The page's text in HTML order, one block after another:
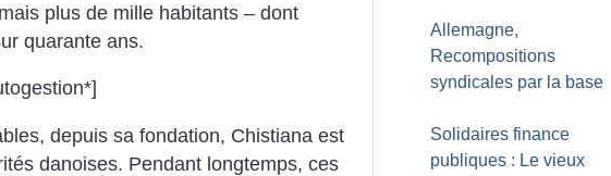
plus de mille habitants – dont
quarante ans.
depuis sa fondation, Chistiana est
danoises. Pendant longtemps, ces
Allemagne,
Recompositions
syndicales par la base
Solidaires finance
publiques : Le vieux